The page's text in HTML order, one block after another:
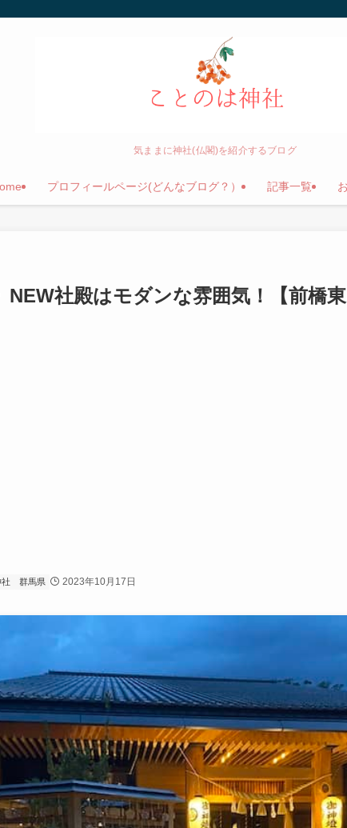
気ままに神社(仏閣)を紹介するブログ
プロフィールページ(どんなブログ？） 記事一覧
NEW社殿はモダンな雰囲気！【前橋
群馬県 2023年10月17日